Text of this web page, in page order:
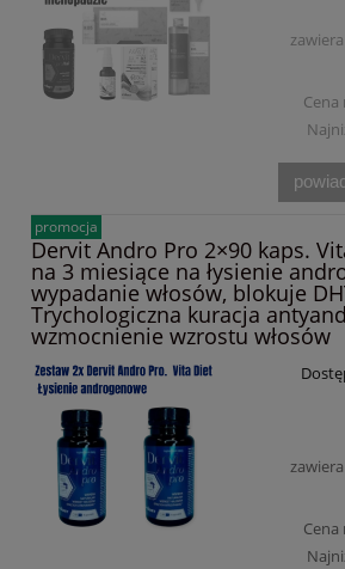
Cena
Dervit Andro Pro 2×90 kaps.
na 3 miesiące na łysienie
wypadanie włosów, blokuje
Trychologiczna kuracja
wzmocnienie wzrostu włosów
promocja